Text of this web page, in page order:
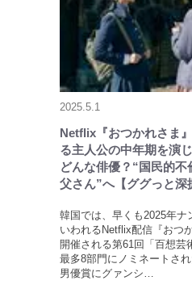
2025.5.1
Netflix『おつかれさま
る主人公の中年期を演
どんな俳優？“国民的
父さん”へ【ググっと深
韓国では、早くも2025年ナ
いわれるNetflix配信『おつ
開催される第61回「百想芸
最多8部門にノミネートさ
男優賞にグァンシ…